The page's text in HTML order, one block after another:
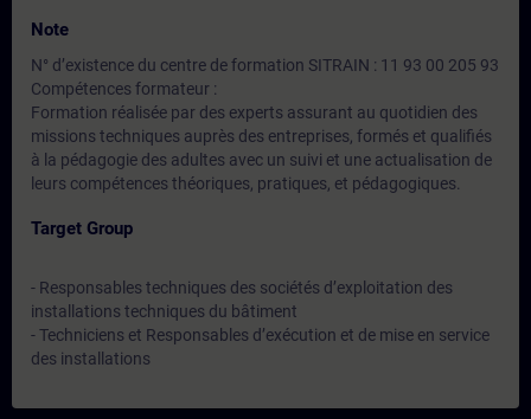
Note
N° d’existence du centre de formation SITRAIN : 11 93 00 205 93
Compétences formateur :
Formation réalisée par des experts assurant au quotidien des
missions techniques auprès des entreprises, formés et qualifiés
à la pédagogie des adultes avec un suivi et une actualisation de
leurs compétences théoriques, pratiques, et pédagogiques.
Target Group
- Responsables techniques des sociétés d’exploitation des
installations techniques du bâtiment
- Techniciens et Responsables d’exécution et de mise en service
des installations